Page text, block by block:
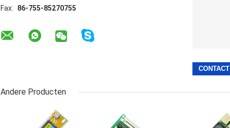
Fax:
86-755-85270755
Andere Producten